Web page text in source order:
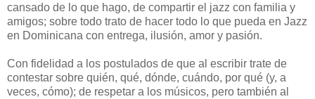
cansado de lo que hago, de compartir el jazz con familia y
amigos; sobre todo trato de hacer todo lo que pueda en Jazz
en Dominicana con entrega, ilusión, amor y pasión.
Con fidelidad a los postulados de que al escribir trate de
contestar sobre quién, qué, dónde, cuándo, por qué (y, a
veces, cómo); de respetar a los músicos, pero también al